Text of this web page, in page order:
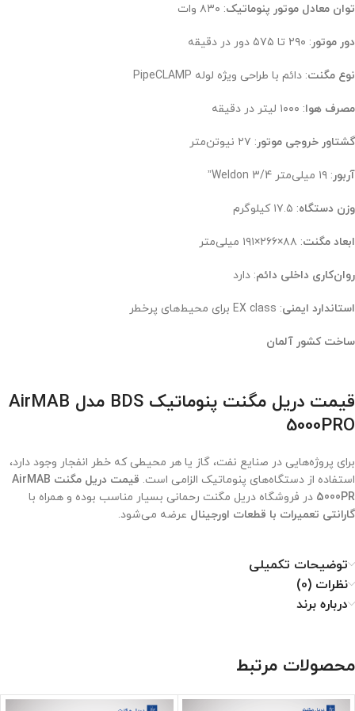
توان معادل موتور پنوماتیک: ۸۳۰ وات
دور موتور : ۲۹۰ تا ۵۷۵ دور در دقیقه
نوع مگنت: دائم با طراحی ویژه لوله PipeCLAMP
مصرف هوا: ۱۰۰۰ لیتر در دقیقه
گشتاور خروجی موتور : ۲۷ نیوتن‌متر
آربور : ۱۹ میلی‌متر Weldon 3/4”
وزن دستگاه: ۱۷.۵ کیلوگرم
ابعاد مگنت: ۸۸×۲۶۶×۱۹۱ میلی‌متر
روان‌کاری داخلی دائم: دارد
استاندارد ایمنی: EX class برای محیط‌های پرخطر
ساخت کشور آلمان
قیمت دریل مگنت پنوماتیک BDS مدل AirMAB
5000PRO
برای پروژه‌هایی در صنایع نفت، گاز یا هر محیطی که خطر انفجار وجود دارد،
استفاده از دستگاه‌های پنوماتیک الزامی است.
قیمت دریل مگنت AirMAB
5000PR در فروشگاه دریل مگنت رحمانی بسیار مناسب بوده و همراه با
گارانتی تعمیرات با قطعات اورجینال عرضه می‌شود.
توضیحات تکمیلی
نظرات (0)
درباره برند
محصولات مرتبط